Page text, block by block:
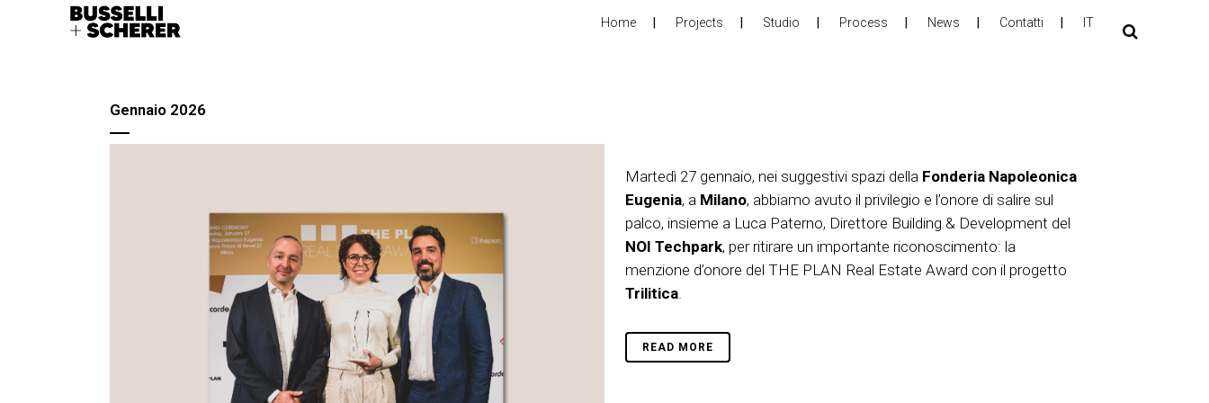
Home Projects Studio Process News Contatti IT
Gennaio 2026
Martedì 27 gennaio, nei suggestivi spazi della Fonderia Napoleonica
Eugenia, a Milano, abbiamo avuto il privilegio e l’onore di salire sul
palco, insieme a Luca Paterno, Direttore Building & Development del
NOI Techpark, per ritirare un importante riconoscimento: la
menzione d’onore del THE PLAN Real Estate Award con il progetto
Trilitica.
READ MORE